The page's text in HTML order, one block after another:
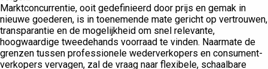
Marktconcurrentie, ooit gedefinieerd door prijs en gemak in
nieuwe goederen, is in toenemende mate gericht op vertrouwen,
transparantie en de mogelijkheid om snel relevante,
hoogwaardige tweedehands voorraad te vinden. Naarmate de
grenzen tussen professionele wederverkopers en consument-
verkopers vervagen, zal de vraag naar flexibele, schaalbare